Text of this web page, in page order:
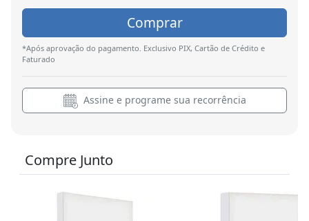
Comprar
*Após aprovação do pagamento. Exclusivo PIX, Cartão de Crédito e
Faturado
Assine e programe sua recorrência
Compre Junto